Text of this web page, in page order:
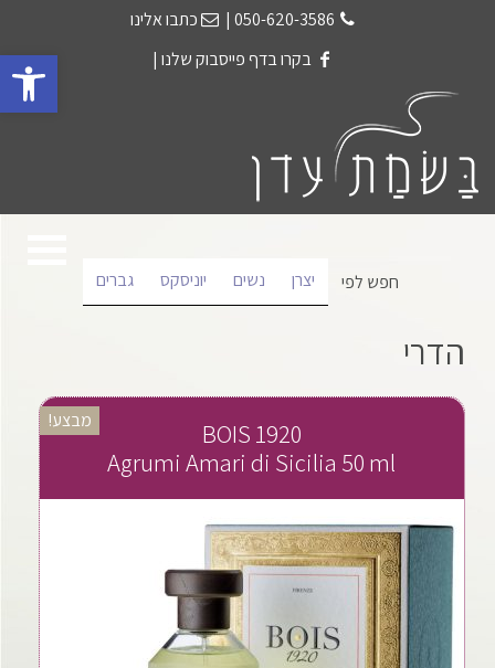
050-620-3586
|
כתבו אלינו
בקרו בדף פייסבוק שלנו |
חפש לפי גברים יוניסקס נשים יצרן
הדרי
מבצע!
BOIS 1920
Agrumi Amari di Sicilia 50 ml